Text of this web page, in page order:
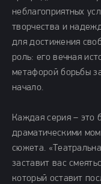
неблагоприятных
творчества и
для достижения
роль: его вечная
метафорой борьбы
начало.
Каждая серия – это
драматическими
сюжета.
заставит вас
который оставит